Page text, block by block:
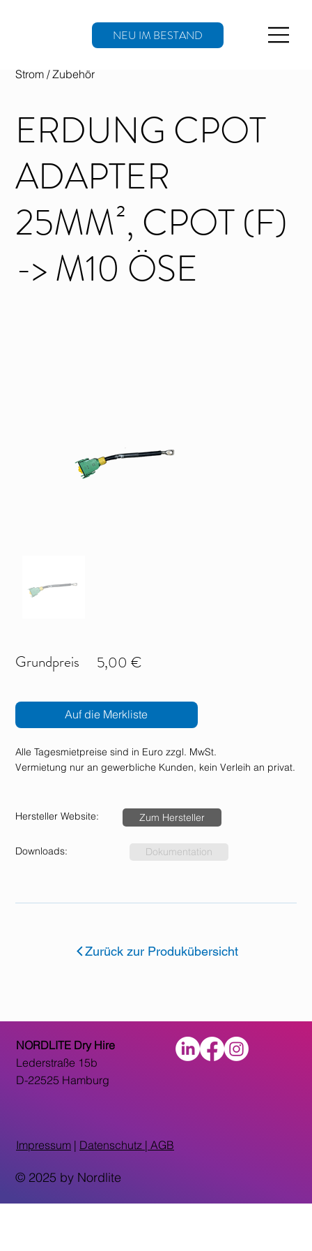
NEU IM BESTAND
ERDUNG CPOT
ADAPTER
25MM², CPOT (F)
-> M10 ÖSE
Grundpreis 5,00 €
Auf die Merkliste
Alle Tagesmietpreise sind in Euro zzgl. MwSt.
Vermietung nur an gewerbliche Kunden, kein Verleih an privat.
Hersteller Website: Zum Hersteller
Downloads: Dokumentation
Zurück zur Produkübersicht
Strom / Zubehör
NORDLITE Dry Hire
Lederstraße 15b
D-22525 Hamburg
© 2025 by Nordlite
Impressum| Datenschutz | AGB